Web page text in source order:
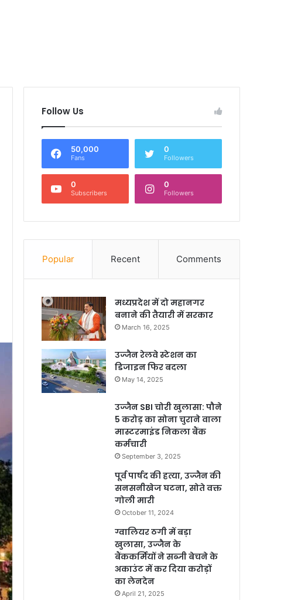
Follow Us
50,000
Fans
0
Followers
0
Subscribers
0
Followers
Popular Recent Comments
मध्यप्रदेश में दो महानगर
बनाने की तैयारी में सरकार
March 16, 2025
उज्जैन रेलवे स्टेशन का
डिजाइन फिर बदला
May 14, 2025
उज्जैन SBI चोरी खुलासा: पौने
5 करोड़ का सोना चुराने वाला
मास्टरमाइंड निकला बैंक
कर्मचारी
September 3, 2025
पूर्व पार्षद की हत्या, उज्जैन की
सनसनीखेज घटना, सोते वक्त
गोली मारी
October 11, 2024
ग्वालियर ठगी में बड़ा
खुलासा, उज्जैन के
बैंककर्मियों ने सब्जी बेचने के
अकाउंट में कर दिया करोड़ों
का लेनदेन
April 21, 2025